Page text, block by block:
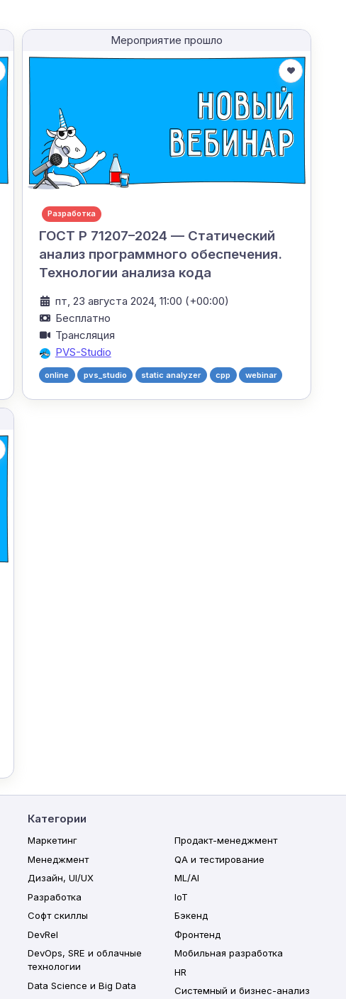
Мероприятие прошло
Разработка
ГОСТ Р 71207–2024 — Статический
анализ программного обеспечения.
Технологии анализа кода
пт, 23 августа 2024, 11:00 (+00:00)
Бесплатно
Трансляция
PVS-Studio
online pvs_studio static analyzer cpp webinar
Категории
Маркетинг
Менеджмент
Дизайн, UI/UX
Разработка
Софт скиллы
DevRel
DevOps, SRE и облачные
технологии
Data Science и Big Data
Продакт-менеджмент
QA и тестирование
ML/AI
IoT
Бэкенд
Фронтенд
Мобильная разработка
HR
Системный и бизнес-анализ